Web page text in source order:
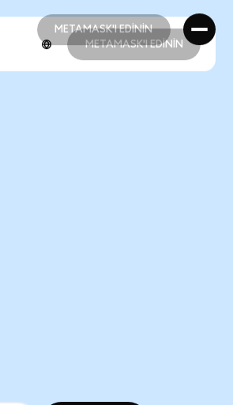
METAMASK'I EDİNİN
METAMASK'I EDİNİN
METAMASK'I EDİNİN